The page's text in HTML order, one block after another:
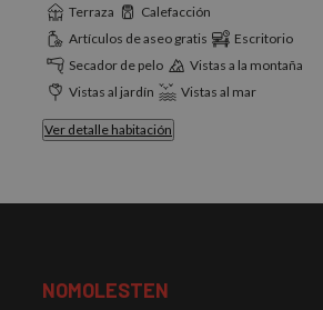
Terraza
Calefacción
Artículos de aseo gratis
Escritorio
Secador de pelo
Vistas a la montaña
Vistas al jardín
Vistas al mar
Ver detalle habitación
NOMOLESTEN